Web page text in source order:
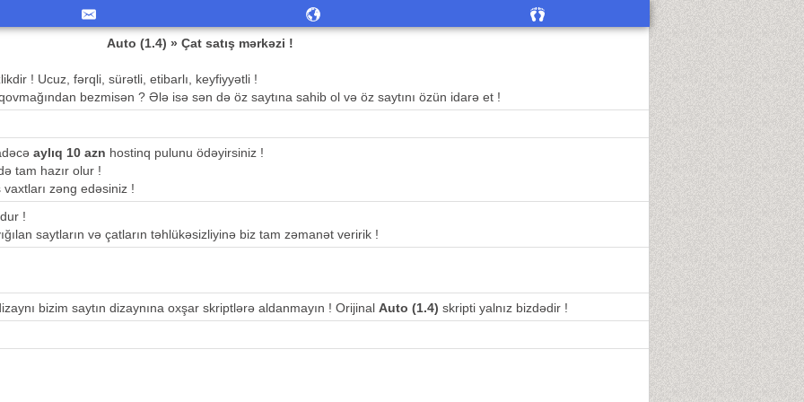
Auto (1.4) » Çat satış mərkəzi !
! Ucuz, fərqli, sürətli, etibarlı, keyfiyyətli !
bezmisən ? Ələ isə sən də öz saytına sahib ol və öz saytını özün idarə et !
aylıq 10 azn hostinq pulunu ödəyirsiniz !
tam hazır olur !
zəng edəsiniz !
!
saytların və çatların təhlükəsizliyinə biz tam zəmanət veririk !
bizim saytın dizaynına oxşar skriptlərə aldanmayın ! Orijinal Auto (1.4) skripti yalnız bizdədir !